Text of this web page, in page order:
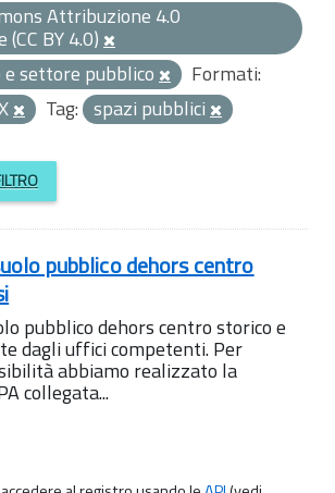
Attribuzione 4.0
BY 4.0)
e settore pubblico
Formati:
Tag: spazi pubblici
pubblico dehors centro
pubblico dehors centro storico e
dagli uffici competenti. Per
abbiamo realizzato la
collegata...